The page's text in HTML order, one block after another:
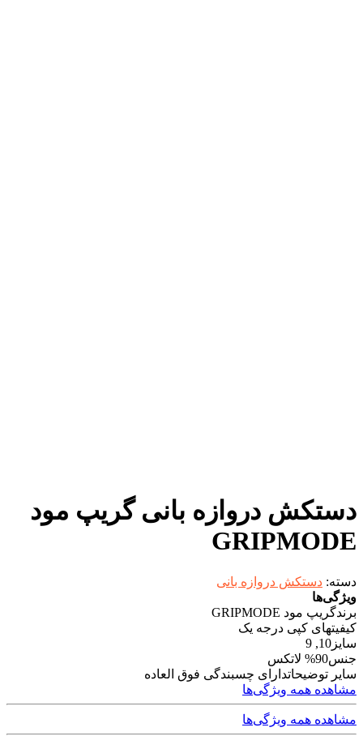
دستکش دروازه بانی گریپ مود
GRIPMODE
دسته: دستکش دروازه بانی
ویژگی‌ها
برندگریپ مود GRIPMODE
کیفیتهای کپی درجه یک
سایز 10, 9
جنس90% لاتکس
سایر توضیحاتدارای چسبندگی فوق العاده
مشاهده همه ویژگی‌ها
مشاهده همه ویژگی‌ها